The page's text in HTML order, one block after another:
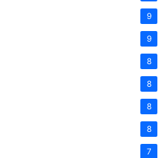
9
9
8
8
8
8
7